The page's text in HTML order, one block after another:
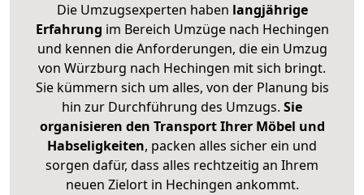
Die Umzugsexperten haben langjährige
Erfahrung im Bereich Umzüge nach Hechingen
und kennen die Anforderungen, die ein Umzug
von Würzburg nach Hechingen mit sich bringt.
Sie kümmern sich um alles, von der Planung bis
hin zur Durchführung des Umzugs. Sie
organisieren den Transport Ihrer Möbel und
Habseligkeiten, packen alles sicher ein und
sorgen dafür, dass alles rechtzeitig an Ihrem
neuen Zielort in Hechingen ankommt.